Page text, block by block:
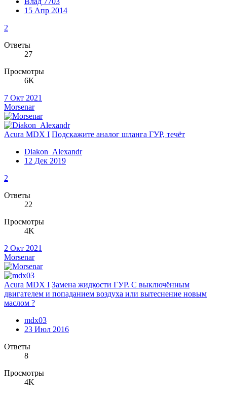
15 Апр 2014
2
Ответы
27
Просмотры
6K
7 Окт 2021
Morsenar
Acura MDX I Подскажите аналог шланга ГУР, течёт
Diakon_Alexandr
12 Дек 2019
2
Ответы
22
Просмотры
4K
2 Окт 2021
Morsenar
Acura MDX I Замена жидкости ГУР. С выключённым
двигателем и попаданием воздуха или вытеснение новым
маслом ?
mdx03
23 Июл 2016
Ответы
8
Просмотры
4K